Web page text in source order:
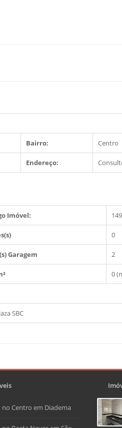
Bairro: Centro
Endereço:
Imóvel:
0
Garagem 2
0
SBC
Centro em Diadema